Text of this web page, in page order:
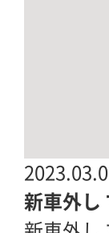
新車外し